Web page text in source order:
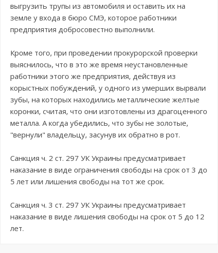
выгрузить трупы из автомобиля и оставить их на
земле у входа в бюро СМЭ, которое работники
предприятия добросовестно выполнили.
Кроме того, при проведении прокурорской проверки
выяснилось, что в это же время неустановленные
работники этого же предприятия, действуя из
корыстных побуждений, у одного из умерших вырвали
зубы, на которых находились металлические желтые
коронки, считая, что они изготовлены из драгоценного
металла. А когда убедились, что зубы не золотые,
"вернули" владельцу, засунув их обратно в рот.
Санкция ч. 2 ст. 297 УК Украины предусматривает
наказание в виде ограничения свободы на срок от 3 до
5 лет или лишения свободы на тот же срок.
Санкция ч. 3 ст. 297 УК Украины предусматривает
наказание в виде лишения свободы на срок от 5 до 12
лет.